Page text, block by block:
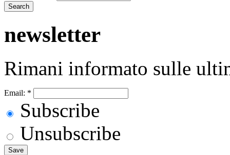
newsletter
Rimani informato sulle
Email: *
Subscribe
Unsubscribe